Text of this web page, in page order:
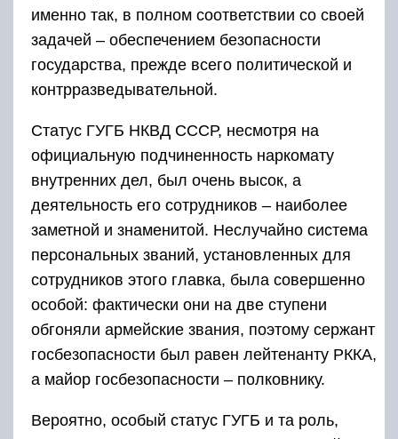
именно так, в полном соответствии со своей
задачей – обеспечением безопасности
государства, прежде всего политической и
контрразведывательной.
Статус ГУГБ НКВД СССР, несмотря на
официальную подчиненность наркомату
внутренних дел, был очень высок, а
деятельность его сотрудников – наиболее
заметной и знаменитой. Неслучайно система
персональных званий, установленных для
сотрудников этого главка, была совершенно
особой: фактически они на две ступени
обгоняли армейские звания, поэтому сержант
госбезопасности был равен лейтенанту РККА,
а майор госбезопасности – полковнику.
Вероятно, особый статус ГУГБ и та роль,